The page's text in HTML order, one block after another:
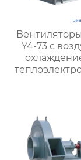
Y4-73 с
низкий